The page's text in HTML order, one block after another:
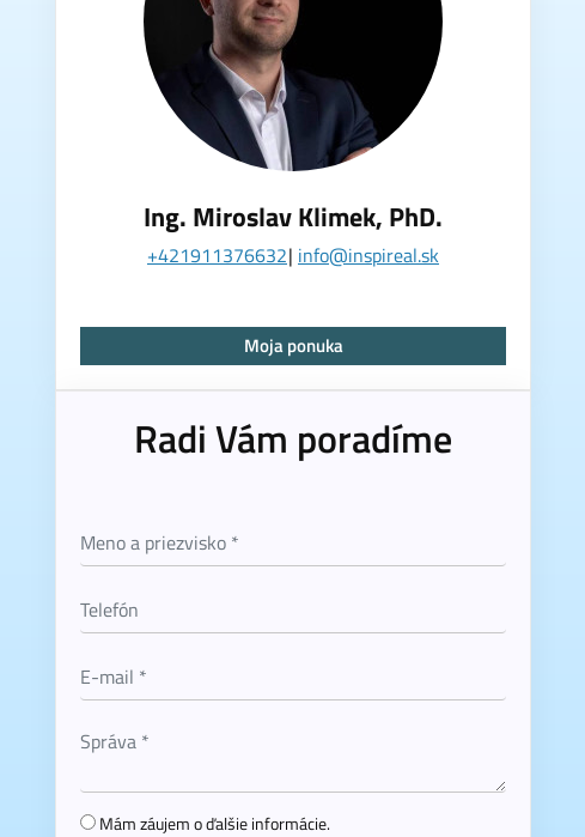
Ing. Miroslav Klimek, PhD.
+421911376632 info@inspireal.sk
Moja ponuka
Radi Vám poradíme
Mám záujem o ďalšie informácie.